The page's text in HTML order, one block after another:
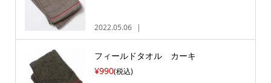
2022.05.06
フィールドタオル カーキ
¥990(税込)